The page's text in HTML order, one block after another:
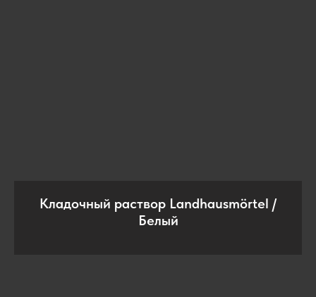
Кладочный раствор Landhausmörtel /
Белый